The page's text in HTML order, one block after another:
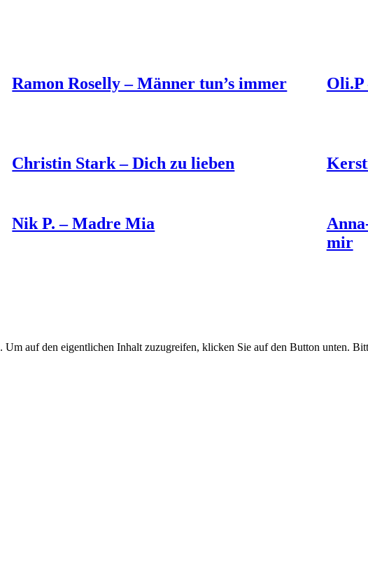
Ramon Roselly – Männer tun’s immer Oli.P
Christin Stark – Dich zu lieben
Nik P. – Madre Mia
mir
. Um auf den eigentlichen Inhalt zuzugreifen, klicken Sie auf den Button unten.